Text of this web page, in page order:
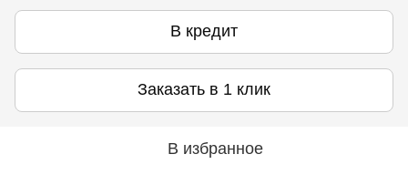
В кредит
Заказать в 1 клик
В избранное